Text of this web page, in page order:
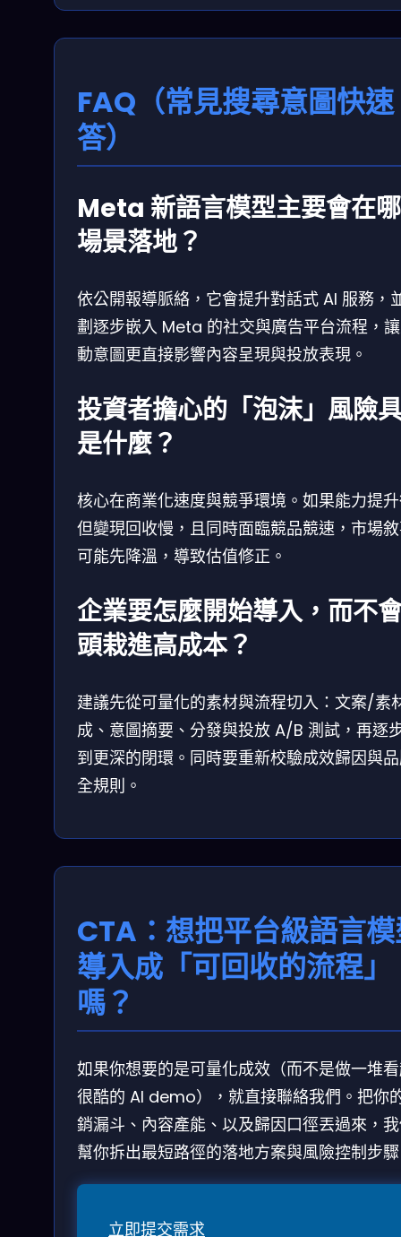
FAQ（常見搜尋意圖快速
答）
Meta 新語言模型主要會在
場景落地？
依公開報導脈絡，它會提升對話式 AI 服務，
劃逐步嵌入 Meta 的社交與廣告平台流程，
動意圖更直接影響內容呈現與投放表現。
投資者擔心的「泡沫」風險
是什麼？
核心在商業化速度與競爭環境。如果能力提
但變現回收慢，且同時面臨競品競速，市場
可能先降溫，導致估值修正。
企業要怎麼開始導入，而不
頭栽進高成本？
建議先從可量化的素材與流程切入：文案/素
成、意圖摘要、分發與投放 A/B 測試，再逐
到更深的閉環。同時要重新校驗成效歸因與
全規則。
CTA：想把平台級語言
導入成「可回收的流程」
嗎？
如果你想要的是可量化成效（而不是做一堆
很酷的 AI demo），就直接聯絡我們。把你
銷漏斗、內容產能、以及歸因口徑丟過來，
幫你拆出最短路徑的落地方案與風險控制步
立即提交需求